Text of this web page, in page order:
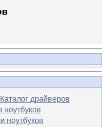
Каталог драйверов
ноутбуков
ноутбуков